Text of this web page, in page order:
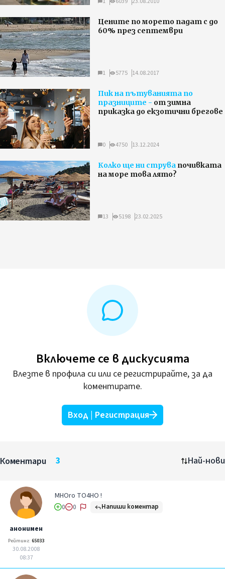
Цените по морето падат с до
60% през септември
1 5775 14.08.2017
Пик на пътуванията по
празниците - от зимна
приказка до екзотични брегове
0 4750 13.12.2024
Колко ще ни струва почивката
на море това лято?
13 5198 23.02.2025
Включете се в дискусията
Влезте в профила си или се регистрирайте, за да
коментирате.
Вход | Регистрация
Коментари 3 Най-нови
анонимен
Рейтинг: 65033
30.08.2008
08:37
MHOro TO4HO !
0 0 Напиши коментар